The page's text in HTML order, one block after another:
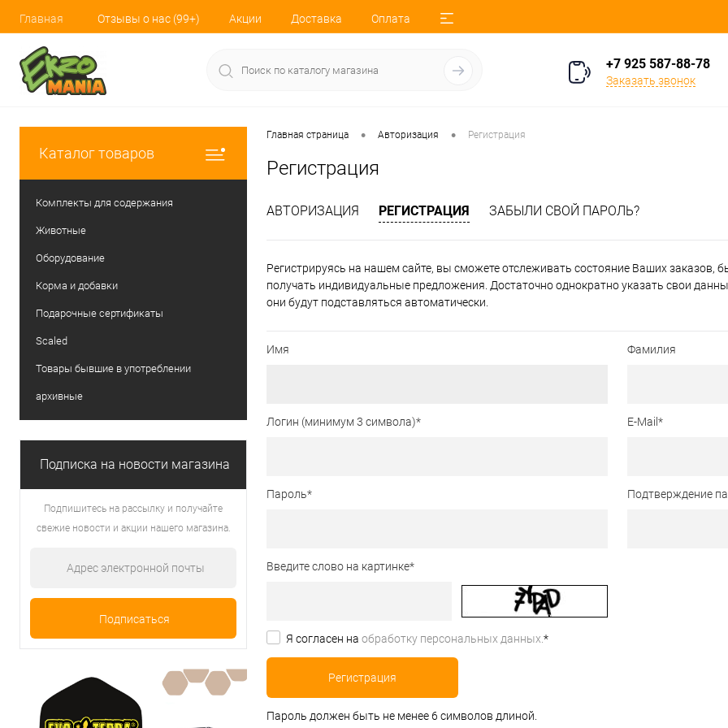
Главная Отзывы о нас (99+) Акции Доставка Оплата
+7 925 587-88-78
Заказать звонок
Каталог товаров
Комплекты для содержания
Животные
Оборудование
Корма и добавки
Подарочные сертификаты
Scaled
Товары бывшие в употреблении
архивные
Подписка на новости магазина
Подпишитесь на рассылку и получайте
свежие новости и акции нашего магазина.
Главная страница • Авторизация • Регистрация
Регистрация
АВТОРИЗАЦИЯ РЕГИСТРАЦИЯ ЗАБЫЛИ СВОЙ ПАРОЛЬ?
Регистрируясь на нашем сайте, вы сможете отслеживать состояние Ваших заказов,
получать индивидуальные предложения. Достаточно однократно указать свои
они будут подставляться автоматически.
Имя Фамилия
Логин (минимум 3 символа)* E-Mail *
Пароль* Подтверждение
Введите слово на картинке*
Я согласен на обработку персональных данных.*
Пароль должен быть не менее 6 символов длиной.